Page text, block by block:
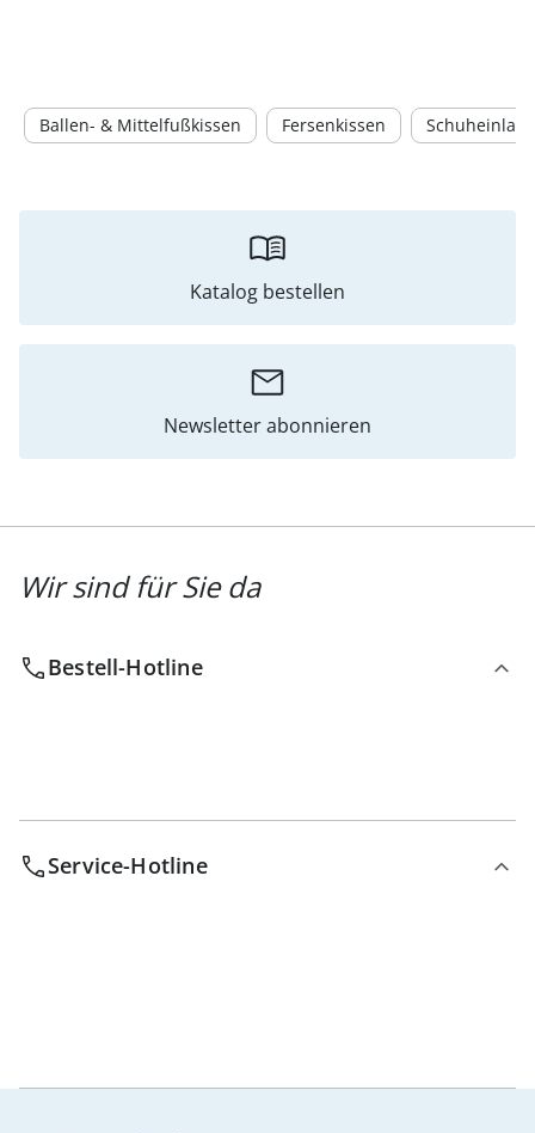
Ballen- & Mittelfußkissen Fersenkissen
Katalog bestellen
Newsletter abonnieren
Wir sind für Sie da
Bestell-Hotline
Service-Hotline